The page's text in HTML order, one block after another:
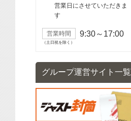
営業日にさせていただきま
す
営業時間 9:30～17:00
（土日祝を除く）
グループ運営サイト一覧